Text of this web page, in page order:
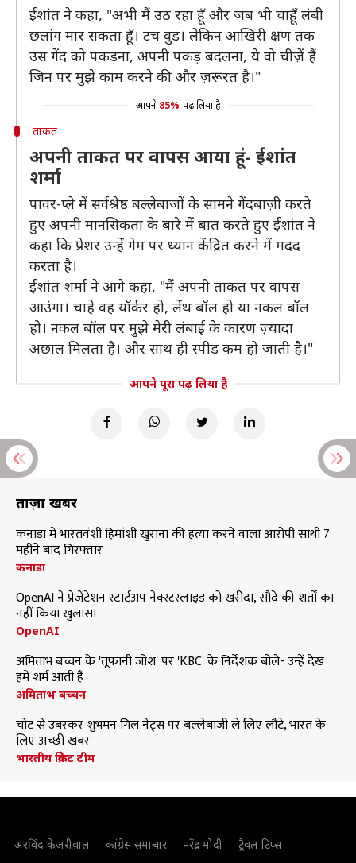
ईशांत ने कहा, "अभी मैं उठ रहा हूँ और जब भी चाहूँ लंबी
छलांग मार सकता हूँ। टच वुड। लेकिन आखिरी क्षण तक
उस गेंद को पकड़ना, अपनी पकड़ बदलना, ये वो चीज़ें हैं
जिन पर मुझे काम करने की और ज़रूरत है।"
आपने 85% पढ़ लिया है
ताकत
अपनी ताकत पर वापस आया हूं- ईशांत
शर्मा
पावर-प्ले में सर्वश्रेष्ठ बल्लेबाजों के सामने गेंदबाज़ी करते
हुए अपनी मानसिकता के बारे में बात करते हुए ईशांत ने
कहा कि प्रेशर उन्हें गेम पर ध्यान केंद्रित करने में मदद
करता है।
ईशांत शर्मा ने आगे कहा, "मैं अपनी ताकत पर वापस
आउंगा। चाहे वह यॉर्कर हो, लेंथ बॉल हो या नकल बॉल
हो। नकल बॉल पर मुझे मेरी लंबाई के कारण ज़्यादा
अछाल मिलता है। और साथ ही स्पीड कम हो जाती है।"
आपने पूरा पढ़ लिया है
ताज़ा खबरें
कनाडा में भारतवंशी हिमांशी खुराना की हत्या करने वाला आरोपी साथी 7
महीने बाद गिरफ्तार
कनाडा
OpenAI ने प्रेजेंटेशन स्टार्टअप नेक्स्टस्लाइड को खरीदा, सौदे की शर्तों का
नहीं किया खुलासा
OpenAI
अमिताभ बच्चन के 'तूफानी जोश' पर 'KBC' के निर्देशक बोले- उन्हें देख
हमें शर्म आती है
अमिताभ बच्चन
चोट से उबरकर शुभमन गिल नेट्स पर बल्लेबाजी ले लिए लौटे, भारत के
लिए अच्छी खबर
भारतीय क्रिकेट टीम
अरविंद केजरीवाल कांग्रेस समाचार नरेंद्र मोदी ट्रैवल टिप्स